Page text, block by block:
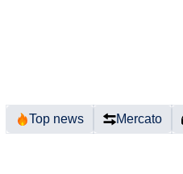
Top news Mercato